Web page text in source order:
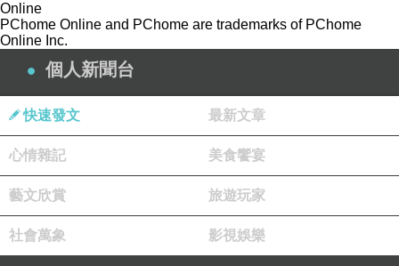
Online
PChome Online and PChome are trademarks of PChome
Online Inc.
個人新聞台
快速發文 最新文章
心情雜記 美食饗宴
藝文欣賞 旅遊玩家
社會萬象 影視娛樂